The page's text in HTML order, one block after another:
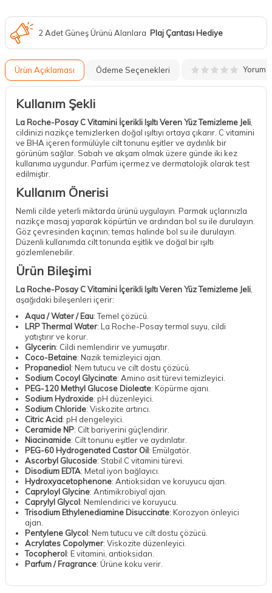
2 Adet Güneş Ürünü Alanlara Plaj Çantası Hediye
Ürün Açıklaması Ödeme Seçenekleri Yorum
Kullanım Şekli
La Roche-Posay C Vitamini İçerikli Işıltı Veren Yüz Temizleme Jeli
cildinizi nazikçe temizlerken doğal ışıltıyı ortaya çıkarır. C vitamini
ve BHA içeren formülüyle cilt tonunu eşitler ve aydınlık bir
görünüm sağlar. Sabah ve akşam olmak üzere günde iki kez
kullanıma uygundur. Parfüm içermez ve dermatolojik olarak test
edilmiştir.
Kullanım Önerisi
Nemli cilde yeterli miktarda ürünü uygulayın. Parmak uçlarınızla
nazikçe masaj yaparak köpürtün ve ardından bol su ile durulayın.
Göz çevresinden kaçının; temas halinde bol su ile durulayın.
Düzenli kullanımda cilt tonunda eşitlik ve doğal bir ışıltı
gözlemlenebilir.
Ürün Bileşimi
La Roche-Posay C Vitamini İçerikli Işıltı Veren Yüz Temizleme Jeli
aşağıdaki bileşenleri içerir:
Aqua / Water / Eau: Temel çözücü.
LRP Thermal Water: La Roche-Posay termal suyu, cildi
yatıştırır ve korur.
Glycerin: Cildi nemlendirir ve yumuşatır.
Coco-Betaine: Nazik temizleyici ajan.
Propanediol: Nem tutucu ve cilt dostu çözücü.
Sodium Cocoyl Glycinate: Amino asit türevi temizleyici.
PEG-120 Methyl Glucose Dioleate: Köpürme ajanı.
Sodium Hydroxide: pH düzenleyici.
Sodium Chloride: Viskozite artırıcı.
Citric Acid: pH dengeleyici.
Ceramide NP: Cilt bariyerini güçlendirir.
Niacinamide: Cilt tonunu eşitler ve aydınlatır.
PEG-60 Hydrogenated Castor Oil: Emülgatör.
Ascorbyl Glucoside: Stabil C vitamini türevi.
Disodium EDTA: Metal iyon bağlayıcı.
Hydroxyacetophenone: Antioksidan ve koruyucu ajan.
Capryloyl Glycine: Antimikrobiyal ajan.
Caprylyl Glycol: Nemlendirici ve koruyucu.
Trisodium Ethylenediamine Disuccinate: Korozyon önleyici
ajan.
Pentylene Glycol: Nem tutucu ve cilt dostu çözücü.
Acrylates Copolymer: Viskozite düzenleyici.
Tocopherol: E vitamini, antioksidan.
Parfum / Fragrance: Ürüne koku verir.